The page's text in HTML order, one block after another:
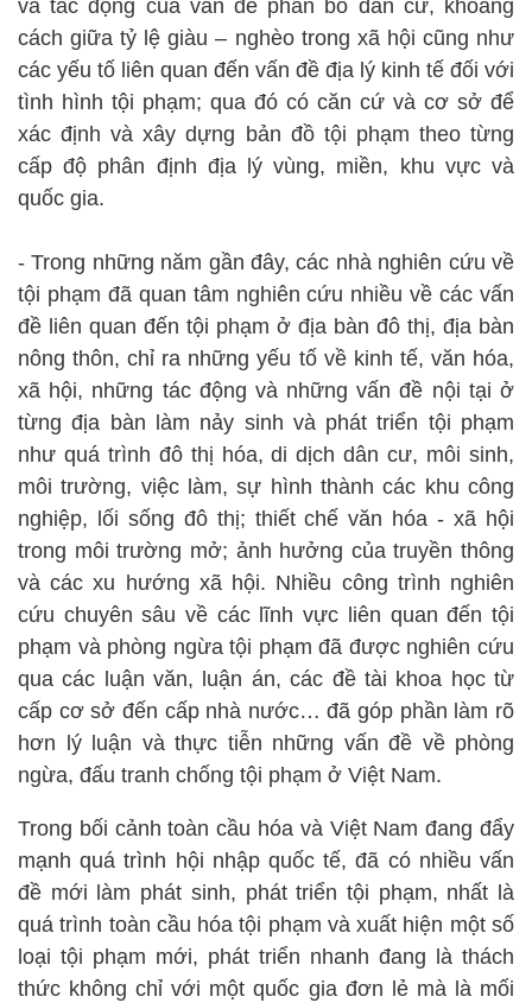
và tác động của vấn đề phân bổ dân cư, khoảng
cách giữa tỷ lệ giàu – nghèo trong xã hội cũng như
các yếu tố liên quan đến vấn đề địa lý kinh tế đối với
tình hình tội phạm; qua đó có căn cứ và cơ sở để
xác định và xây dựng bản đồ tội phạm theo từng
cấp độ phân định địa lý vùng, miền, khu vực và
quốc gia.
- Trong những năm gần đây, các nhà nghiên cứu về
tội phạm đã quan tâm nghiên cứu nhiều về các vấn
đề liên quan đến tội phạm ở địa bàn đô thị, địa bàn
nông thôn, chỉ ra những yếu tố về kinh tế, văn hóa,
xã hội, những tác động và những vấn đề nội tại ở
từng địa bàn làm nảy sinh và phát triển tội phạm
như quá trình đô thị hóa, di dịch dân cư, môi sinh,
môi trường, việc làm, sự hình thành các khu công
nghiệp, lối sống đô thị; thiết chế văn hóa - xã hội
trong môi trường mở; ảnh hưởng của truyền thông
và các xu hướng xã hội. Nhiều công trình nghiên
cứu chuyên sâu về các lĩnh vực liên quan đến tội
phạm và phòng ngừa tội phạm đã được nghiên cứu
qua các luận văn, luận án, các đề tài khoa học từ
cấp cơ sở đến cấp nhà nước… đã góp phần làm rõ
hơn lý luận và thực tiễn những vấn đề về phòng
ngừa, đấu tranh chống tội phạm ở Việt Nam.
Trong bối cảnh toàn cầu hóa và Việt Nam đang đẩy
mạnh quá trình hội nhập quốc tế, đã có nhiều vấn
đề mới làm phát sinh, phát triển tội phạm, nhất là
quá trình toàn cầu hóa tội phạm và xuất hiện một số
loại tội phạm mới, phát triển nhanh đang là thách
thức không chỉ với một quốc gia đơn lẻ mà là mối